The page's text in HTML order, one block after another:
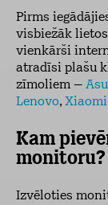
Pirms
visbiežāk
vienkārši
atradīsi plašu
zīmoliem –
Lenovo, Xiaomi
Kam
monitoru?
Izvēloties